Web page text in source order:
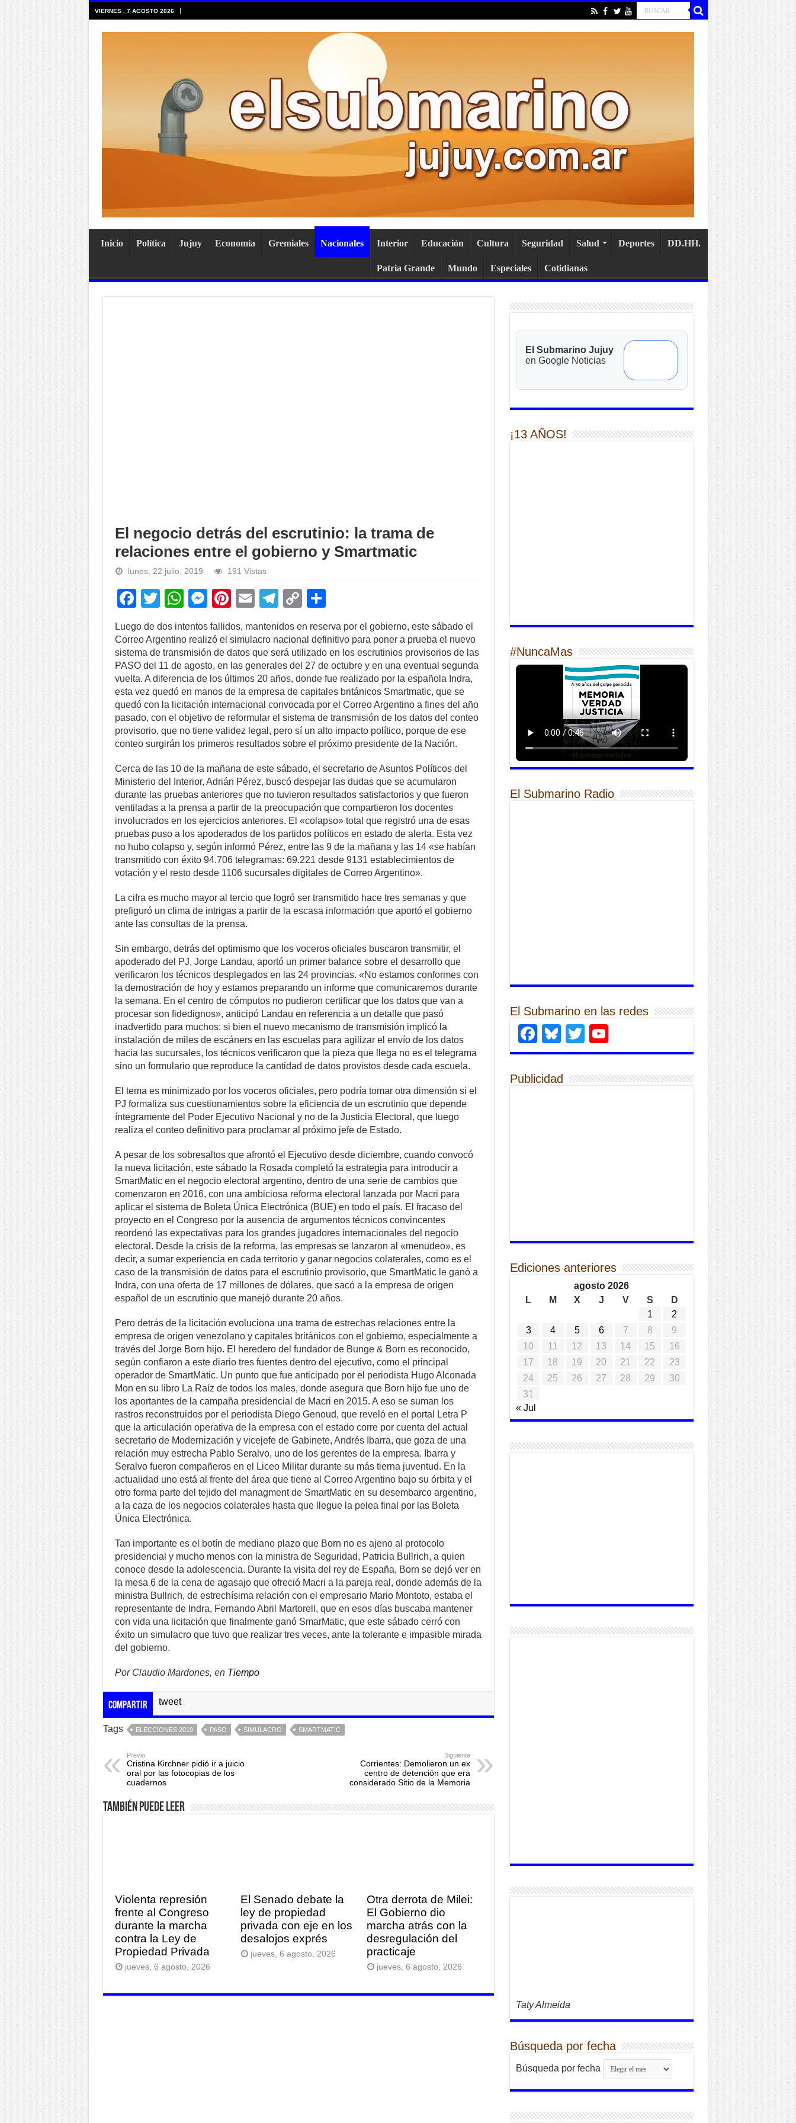
VIERNES , 7 AGOSTO 2026
Inicio Política Jujuy Economía Gremiales Nacionales Interior Educación Cultura Seguridad Salud Deportes DD.HH.
Patria Grande Mundo Especiales Cotidianas
El negocio detrás del escrutinio: la trama de
relaciones entre el gobierno y Smartmatic
lunes, 22 julio, 2019 191 Vistas
F
c
e
b
o
o
k
T
wi
tt
er
W
at
s
A
p
p
M
e
ss
e
n
g
er
Pi
er
e
st
E
ail
T
el
e
gr
a
m
C
p
y
Li
n
k
ar
e
Luego de dos intentos fallidos, mantenidos en reserva por el gobierno, este sábado el
Correo Argentino realizó el simulacro nacional definitivo para poner a prueba el nuevo
sistema de transmisión de datos que será utilizado en los escrutinios provisorios de las
PASO del 11 de agosto, en las generales del 27 de octubre y en una eventual segunda
vuelta. A diferencia de los últimos 20 años, donde fue realizado por la española Indra,
esta vez quedó en manos de la empresa de capitales británicos Smartmatic, que se
quedó con la licitación internacional convocada por el Correo Argentino a fines del año
pasado, con el objetivo de reformular el sistema de transmisión de los datos del conteo
provisorio, que no tiene validez legal, pero sí un alto impacto político, porque de ese
conteo surgirán los primeros resultados sobre el próximo presidente de la Nación.
Cerca de las 10 de la mañana de este sábado, el secretario de Asuntos Políticos del
Ministerio del Interior, Adrián Pérez, buscó despejar las dudas que se acumularon
durante las pruebas anteriores que no tuvieron resultados satisfactorios y que fueron
ventiladas a la prensa a partir de la preocupación que compartieron los docentes
involucrados en los ejercicios anteriores. El «colapso» total que registró una de esas
pruebas puso a los apoderados de los partidos políticos en estado de alerta. Esta vez
no hubo colapso y, según informó Pérez, entre las 9 de la mañana y las 14 «se habían
transmitido con éxito 94.706 telegramas: 69.221 desde 9131 establecimientos de
votación y el resto desde 1106 sucursales digitales de Correo Argentino».
La cifra es mucho mayor al tercio que logró ser transmitido hace tres semanas y que
prefiguró un clima de intrigas a partir de la escasa información que aportó el gobierno
ante las consultas de la prensa.
Sin embargo, detrás del optimismo que los voceros oficiales buscaron transmitir, el
apoderado del PJ, Jorge Landau, aportó un primer balance sobre el desarrollo que
verificaron los técnicos desplegados en las 24 provincias. «No estamos conformes con
la demostración de hoy y estamos preparando un informe que comunicaremos durante
la semana. En el centro de cómputos no pudieron certificar que los datos que van a
procesar son fidedignos», anticipó Landau en referencia a un detalle que pasó
inadvertido para muchos: si bien el nuevo mecanismo de transmisión implicó la
instalación de miles de escáners en las escuelas para agilizar el envío de los datos
hacia las sucursales, los técnicos verificaron que la pieza que llega no es el telegrama
sino un formulario que reproduce la cantidad de datos provistos desde cada escuela.
El tema es minimizado por los voceros oficiales, pero podría tomar otra dimensión si el
PJ formaliza sus cuestionamientos sobre la eficiencia de un escrutinio que depende
íntegramente del Poder Ejecutivo Nacional y no de la Justicia Electoral, que luego
realiza el conteo definitivo para proclamar al próximo jefe de Estado.
A pesar de los sobresaltos que afrontó el Ejecutivo desde diciembre, cuando convocó
la nueva licitación, este sábado la Rosada completó la estrategia para introducir a
SmartMatic en el negocio electoral argentino, dentro de una serie de cambios que
comenzaron en 2016, con una ambiciosa reforma electoral lanzada por Macri para
aplicar el sistema de Boleta Única Electrónica (BUE) en todo el país. El fracaso del
proyecto en el Congreso por la ausencia de argumentos técnicos convincentes
reordenó las expectativas para los grandes jugadores internacionales del negocio
electoral. Desde la crisis de la reforma, las empresas se lanzaron al «menudeo», es
decir, a sumar experiencia en cada territorio y ganar negocios colaterales, como es el
caso de la transmisión de datos para el escrutinio provisorio, que SmartMatic le ganó a
Indra, con una oferta de 17 millones de dólares, que sacó a la empresa de origen
español de un escrutinio que manejó durante 20 años.
Pero detrás de la licitación evoluciona una trama de estrechas relaciones entre la
empresa de origen venezolano y capitales británicos con el gobierno, especialmente a
través del Jorge Born hijo. El heredero del fundador de Bunge & Born es reconocido,
según confiaron a este diario tres fuentes dentro del ejecutivo, como el principal
operador de SmartMatic. Un punto que fue anticipado por el periodista Hugo Alconada
Mon en su libro La Raíz de todos los males, donde asegura que Born hijo fue uno de
los aportantes de la campaña presidencial de Macri en 2015. A eso se suman los
rastros reconstruidos por el periodista Diego Genoud, que reveló en el portal Letra P
que la articulación operativa de la empresa con el estado corre por cuenta del actual
secretario de Modernización y vicejefe de Gabinete, Andrés Ibarra, que goza de una
relación muy estrecha Pablo Seralvo, uno de los gerentes de la empresa. Ibarra y
Seralvo fueron compañeros en el Liceo Militar durante su más tierna juventud. En la
actualidad uno está al frente del área que tiene al Correo Argentino bajo su órbita y el
otro forma parte del tejido del managment de SmartMatic en su desembarco argentino,
a la caza de los negocios colaterales hasta que llegue la pelea final por las Boleta
Única Electrónica.
Tan importante es el botín de mediano plazo que Born no es ajeno al protocolo
presidencial y mucho menos con la ministra de Seguridad, Patricia Bullrich, a quien
conoce desde la adolescencia. Durante la visita del rey de España, Born se dejó ver en
la mesa 6 de la cena de agasajo que ofreció Macri a la pareja real, donde además de la
ministra Bullrich, de estrechísima relación con el empresario Mario Montoto, estaba el
representante de Indra, Fernando Abril Martorell, que en esos días buscaba mantener
con vida una licitación que finalmente ganó SmarMatic, que este sábado cerró con
éxito un simulacro que tuvo que realizar tres veces, ante la tolerante e impasible mirada
del gobierno.
Por Claudio Mardones, en Tiempo
Compartir tweet
Tags ELECCIONES 2019 PASO SIMULACRO SMARTMATIC
Previo
Cristina Kirchner pidió ir a juicio
oral por las fotocopias de los
cuadernos
Siguiente
Corrientes: Demolieron un ex
centro de detención que era
considerado Sitio de la Memoria
También puede leer
Violenta represión
frente al Congreso
durante la marcha
contra la Ley de
Propiedad Privada
jueves, 6 agosto, 2026
El Senado debate la
ley de propiedad
privada con eje en los
desalojos exprés
jueves, 6 agosto, 2026
Otra derrota de Milei:
El Gobierno dio
marcha atrás con la
desregulación del
practicaje
jueves, 6 agosto, 2026
El Submarino Jujuy
en Google Noticias
¡13 AÑOS!
#NuncaMas
El Submarino Radio
El Submarino en las redes
Facebook
Bluesky
Twitter
Publicidad
Ediciones anteriores
agosto 2026
L
M X J V S
D
1
2
3
4 5 6 7 8
9
10
11 12 13 14 15
16
17
18 19 20 21 22
23
24
25 26 27 28 29
30
31
« Jul
Taty Almeida
Búsqueda por fecha
Búsqueda por fecha